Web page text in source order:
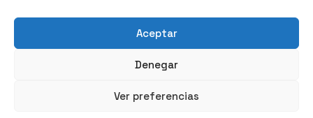
Aceptar
Denegar
Ver preferencias
aplicaciones propias
demandas específicas.
pasos a seguir en la preparación de la muestra y la